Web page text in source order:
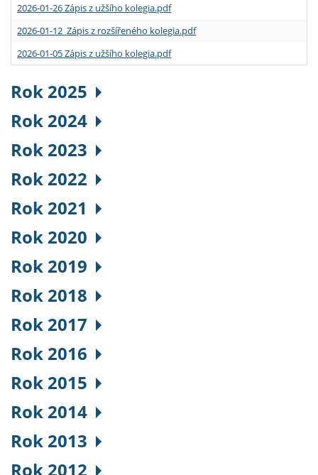
2026-01-26 Zápis z užšího kolegia.pdf
2026-01-12 Zápis z rozšířeného kolegia.pdf
2026-01-05 Zápis z užšího kolegia.pdf
Rok 2025
Rok 2024
Rok 2023
Rok 2022
Rok 2021
Rok 2020
Rok 2019
Rok 2018
Rok 2017
Rok 2016
Rok 2015
Rok 2014
Rok 2013
Rok 2012